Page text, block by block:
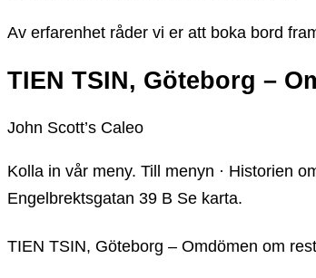
Av erfarenhet råder vi er att boka bord
TIEN TSIN, Göteborg –
John Scott’s Caleo
Kolla in vår meny. Till menyn · Historien
Engelbrektsgatan 39 B Se karta.
TIEN TSIN, Göteborg – Omdömen om